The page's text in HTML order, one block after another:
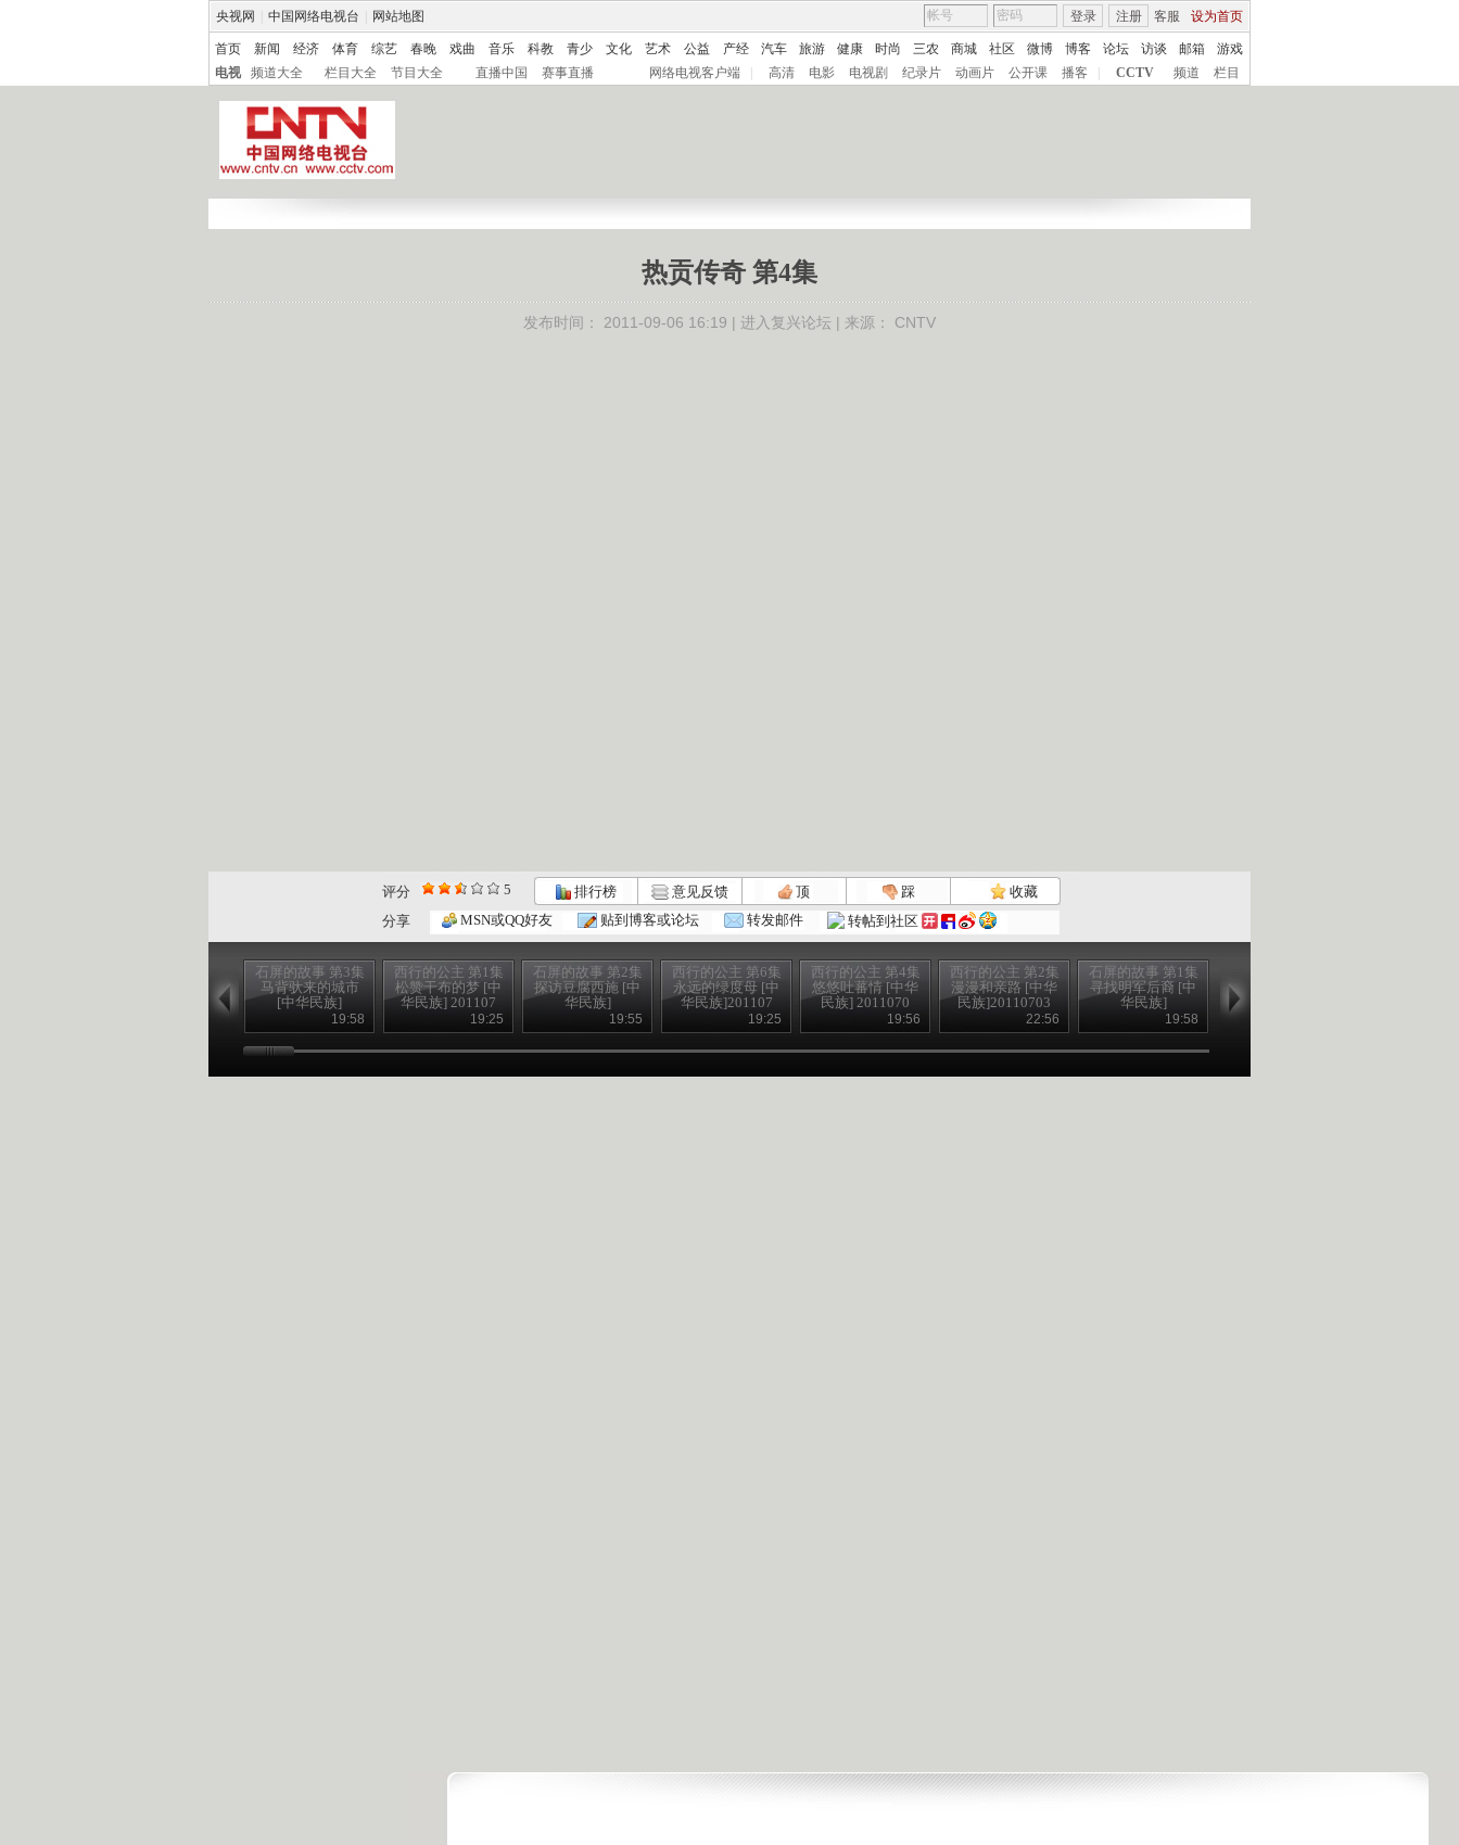
央视网 中国网络电视台 网站地图 客服 设为首页
登录 注册
首页 新闻 经济 体育 综艺 春晚 戏曲 音乐 科教 青少 文化 艺术 公益 产经 汽车 旅游 健康 时尚 三农 商城 社区 微博 博客 论坛 访谈 邮箱
游戏
电视
频道大全 栏目大全 节目大全 直播中国 赛事直播 网络电视客户端 高清 电影 电视剧 纪录片 动画片 公开课 播客 CCTV 频道 栏目
热贡传奇 第4集
发布时间： 2011-09-06 16:19 | 进入复兴论坛 | 来源： CNTV
评分 5 排行榜 意见反馈 顶 踩
收藏
分享
MSN或QQ好友 贴到博客或论坛 转发邮件 转帖到社区
石屏的故事 第3集
马背驮来的城市
[中华民族]
19:58
西行的公主 第1集
松赞干布的梦 [中
华民族] 201107
19:25
石屏的故事 第2集
探访豆腐西施 [中
华民族]
19:55
西行的公主 第6集
永远的绿度母 [中
华民族]201107
19:25
西行的公主 第4集
悠悠吐蕃情 [中华
民族] 2011070
19:56
西行的公主 第2集
漫漫和亲路 [中华
民族]20110703
22:56
石屏的故事 第1集
寻找明军后裔 [中
华民族]
19:58
情长路更长 [中华
民族]20110704